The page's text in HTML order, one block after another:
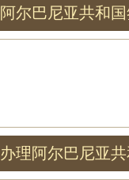
阿尔巴尼亚共和
办理阿尔巴尼亚